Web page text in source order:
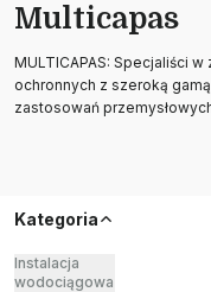
Multicapas
MULTICAPAS: Specjaliści
ochronnych z szeroką
zastosowań
Kategoria
Instalacja
wodociągowa